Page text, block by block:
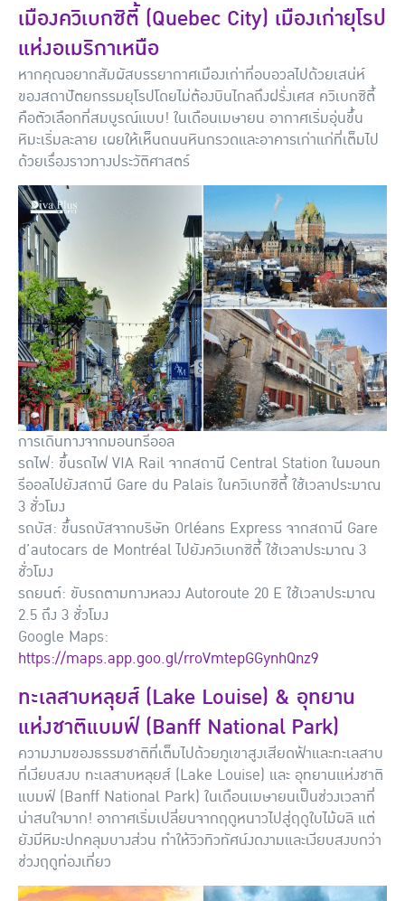
เมืองควิเบกซิตี้ (Quebec City) เมืองเก่ายุโรป
แห่งอเมริกาเหนือ
หากคุณอยากสัมผัสบรรยากาศเมืองเก่าที่อบอวลไปด้วยเสน่ห์
ของสถาปัตยกรรมยุโรปโดยไม่ต้องบินไกลถึงฝรั่งเศส ควิเบกซิตี้
คือตัวเลือกที่สมบูรณ์แบบ! ในเดือนเมษายน อากาศเริ่มอุ่นขึ้น
หิมะเริ่มละลาย เผยให้เห็นถนนหินกรวดและอาคารเก่าแก่ที่เต็มไป
ด้วยเรื่องราวทางประวัติศาสตร์
การเดินทางจากมอนทรีออล
รถไฟ: ขึ้นรถไฟ VIA Rail จากสถานี Central Station ในมอนท
รีออลไปยังสถานี Gare du Palais ในควิเบกซิตี้ ใช้เวลาประมาณ
3 ชั่วโมง
รถบัส: ขึ้นรถบัสจากบริษัท Orléans Express จากสถานี Gare
d’autocars de Montréal ไปยังควิเบกซิตี้ ใช้เวลาประมาณ 3
ชั่วโมง
รถยนต์: ขับรถตามทางหลวง Autoroute 20 E ใช้เวลาประมาณ
2.5 ถึง 3 ชั่วโมง
Google Maps:
https://maps.app.goo.gl/rroVmtepGGynhQnz9
ทะเลสาบหลุยส์ (Lake Louise) & อุทยาน
แห่งชาติแบมฟ์ (Banff National Park)
ความงามของธรรมชาติที่เต็มไปด้วยภูเขาสูงเสียดฟ้าและทะเลสาบ
ที่เงียบสงบ ทะเลสาบหลุยส์ (Lake Louise) และ อุทยานแห่งชาติ
แบมฟ์ (Banff National Park) ในเดือนเมษายนเป็นช่วงเวลาที่
น่าสนใจมาก! อากาศเริ่มเปลี่ยนจากฤดูหนาวไปสู่ฤดูใบไม้ผลิ แต่
ยังมีหิมะปกคลุมบางส่วน ทำให้วิวทิวทัศน์งดงามและเงียบสงบกว่า
ช่วงฤดูท่องเที่ยว